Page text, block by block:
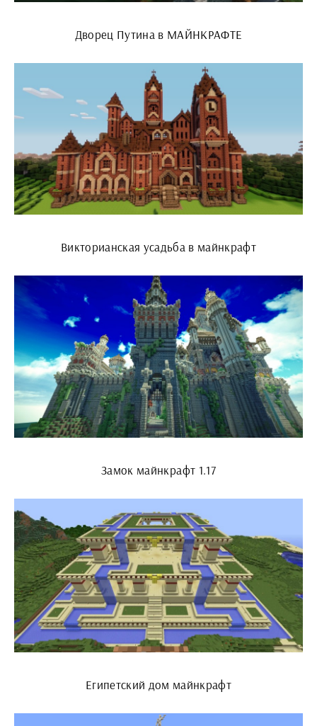
Дворец Путина в МАЙНКРАФТЕ
Викторианская усадьба в майнкрафт
Замок майнкрафт 1.17
Египетский дом майнкрафт